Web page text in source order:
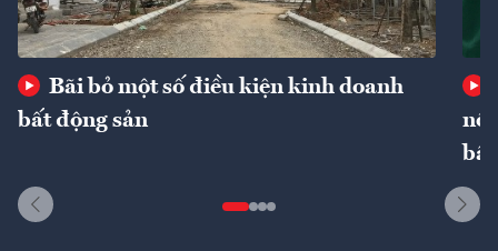
Bãi bỏ một số điều kiện kinh doanh
bất động sản